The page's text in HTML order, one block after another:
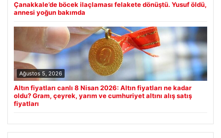
Çanakkale’de böcek ilaçlaması felakete dönüştü. Yusuf öldü,
annesi yoğun bakımda
Ağustos 5, 2026
Altın fiyatları canlı 8 Nisan 2026: Altın fiyatları ne kadar
oldu? Gram, çeyrek, yarım ve cumhuriyet altını alış satış
fiyatları